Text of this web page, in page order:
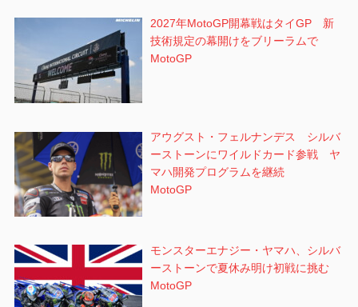
2027年MotoGP開幕戦はタイGP 新
技術規定の幕開けをブリーラムで
MotoGP
アウグスト・フェルナンデス シルバ
ーストーンにワイルドカード参戦 ヤ
マハ開発プログラムを継続
MotoGP
モンスターエナジー・ヤマハ、シルバ
ーストーンで夏休み明け初戦に挑む
MotoGP